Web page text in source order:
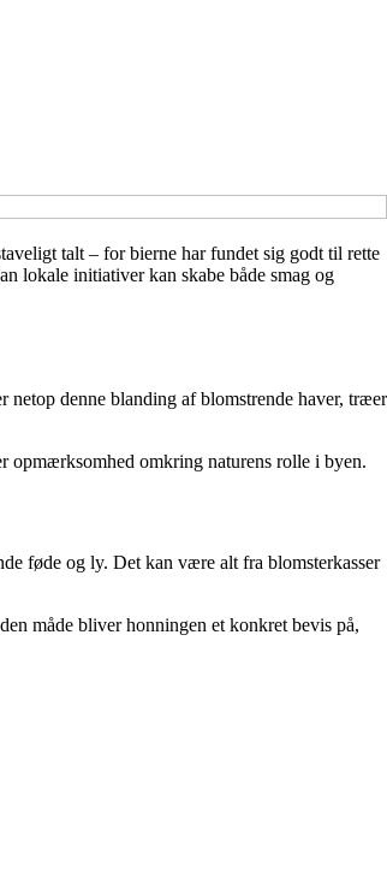
talt – for bierne har fundet sig godt til rette
lokale initiativer kan skabe både smag og
netop denne blanding af blomstrende haver, træer
opmærksomhed omkring naturens rolle i byen.
føde og ly. Det kan være alt fra blomsterkasser
måde bliver honningen et konkret bevis på,